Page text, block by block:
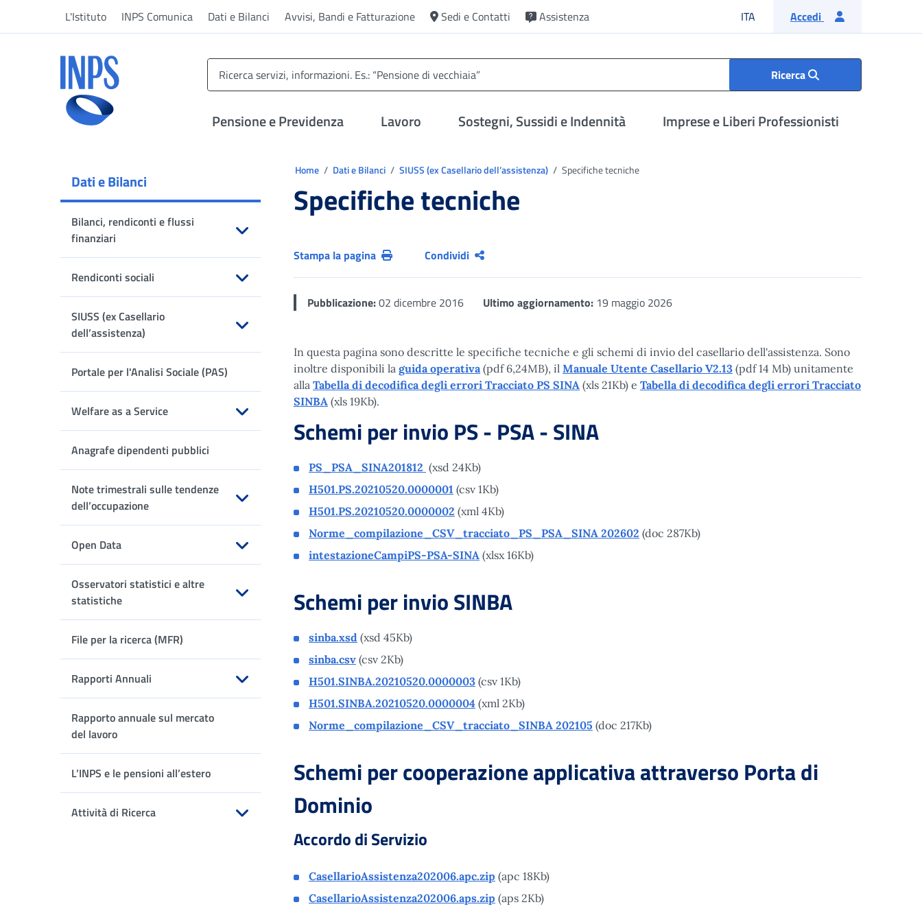
L'Istituto INPS Comunica Dati e Bilanci Avvisi, Bandi e Fatturazione Sedi e Contatti Assistenza ITA Lingua italiana
Accedi
Ricerca
Pensione e Previdenza Lavoro Sostegni, Sussidi e Indennità Imprese e Liberi Professionisti
Dati e Bilanci
Bilanci, rendiconti e flussi
finanziari
Apri sottomenu
Rendiconti sociali
Apri sottomenu
SIUSS (ex Casellario
dell’assistenza)
Apri sottomenu
Portale per l'Analisi Sociale (PAS)
Welfare as a Service
Apri sottomenu
Anagrafe dipendenti pubblici
Note trimestrali sulle tendenze
dell’occupazione
Apri sottomenu
Open Data
Apri sottomenu
Osservatori statistici e altre
statistiche
Apri sottomenu
File per la ricerca (MFR)
Rapporti Annuali
Apri sottomenu
Rapporto annuale sul mercato
del lavoro
L’INPS e le pensioni all’estero
Attività di Ricerca
Home Dati e Bilanci SIUSS (ex Casellario dell’assistenza) Specifiche tecniche
Specifiche tecniche
Stampa la pagina Condividi
Pubblicazione:02 dicembre 2016 Ultimo aggiornamento: 19 maggio 2026
In questa pagina sono descritte le specifiche tecniche e gli schemi di invio del casellario dell'assistenza. Sono
inoltre disponibili la guida operativa(pdf 6,24MB), il Manuale Utente Casellario V2.13 (pdf 14 Mb) unitamente
alla Tabella di decodifica degli errori Tracciato PS SINA (xls 21Kb) e Tabella di decodifica degli errori Tracciato
SINBA (xls 19Kb).
Schemi per invio PS - PSA - SINA
PS_PSA_SINA201812 (xsd 24Kb)
H501.PS.20210520.0000001 (csv 1Kb)
H501.PS.20210520.0000002 (xml 4Kb)
Norme_compilazione_CSV_tracciato_PS_PSA_SINA 202602 (doc 287Kb)
intestazioneCampiPS-PSA-SINA (xlsx 16Kb)
Schemi per invio SINBA
sinba.xsd (xsd 45Kb)
sinba.csv (csv 2Kb)
H501.SINBA.20210520.0000003 (csv 1Kb)
H501.SINBA.20210520.0000004 (xml 2Kb)
Norme_compilazione_CSV_tracciato_SINBA 202105 (doc 217Kb)
Schemi per cooperazione applicativa attraverso Porta di
Dominio
Accordo di Servizio
CasellarioAssistenza202006.apc.zip (apc 18Kb)
CasellarioAssistenza202006.aps.zip (aps 2Kb)